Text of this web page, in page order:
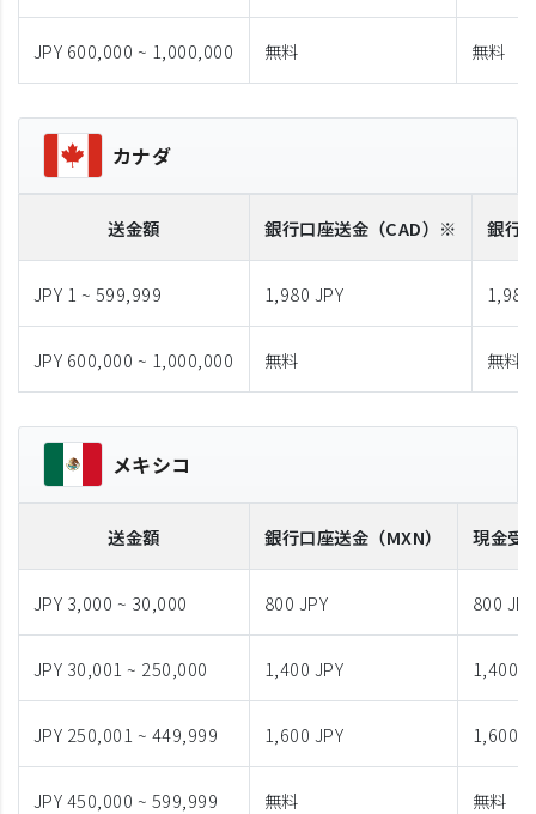
JPY 600,000 ~ 1,000,000 無料 無料
カナダ
送金額 銀行口座送金 （CAD）※ 銀行
JPY 1 ~ 599,999 1,980 JPY 1,980
JPY 600,000 ~ 1,000,000 無料 無料
メキシコ
送金額 銀行口座送金 （MXN） 現金受
JPY 3,000 ~ 30,000 800 JPY 800 JPY
JPY 30,001 ~ 250,000 1,400 JPY 1,400
JPY 250,001 ~ 449,999 1,600 JPY 1,600
JPY 450,000 ~ 599,999 無料 無料